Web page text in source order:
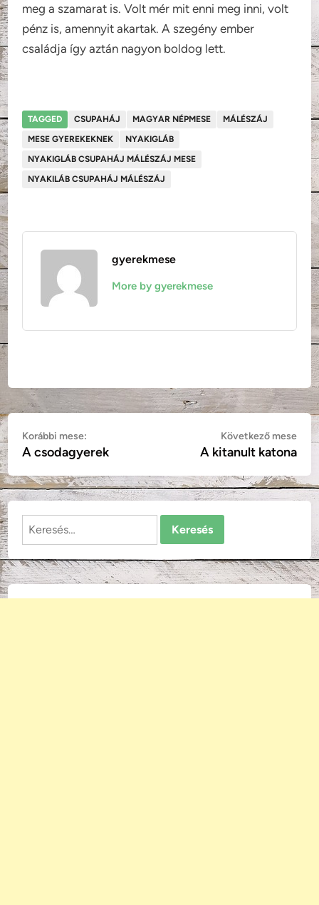
meg a szamarat is. Volt mér mit enni meg inni, volt
pénz is, amennyit akartak. A szegény ember
családja így aztán nagyon boldog lett.
TAGGED CSUPAHÁJ MAGYAR NÉPMESE
MÁLÉSZÁJ
MESE GYEREKEKNEK
NYAKIGLÁB
NYAKIGLÁB CSUPAHÁJ MÁLÉSZÁJ MESE
NYAKILÁB CSUPAHÁJ MÁLÉSZÁJ
gyerekmese
More by gyerekmese
Bejegyzés
navigáció
Korábbi mese:
mese:
A csodagyerek
Következő mese
A kitanult katona
Keresés: